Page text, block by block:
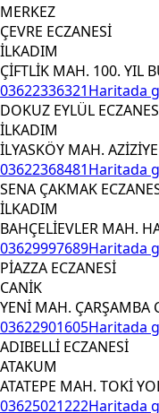
MERKEZ
ÇEVRE ECZANESİ
İLKADIM
ÇİFTLİK MAH. 100. YIL
03622336321Haritada
DOKUZ EYLÜL
İLKADIM
İLYASKÖY MAH.
03622368481Haritada
SENA ÇAKMAK
İLKADIM
BAHÇELİEVLER MAH.
03629997689Haritada
PİAZZA ECZANESİ
CANİK
YENİ MAH. ÇARŞAMBA
03622901605Haritada
ADIBELLİ ECZANESİ
ATAKUM
ATATEPE MAH. TOKİ
03625021222Haritada